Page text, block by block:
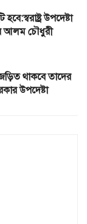
উপদেষ্টা
আলম চৌধুরী
থাকবে তাদের
উপদেষ্টা